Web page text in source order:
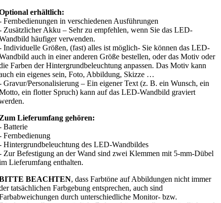
erhältlich:
Fernbedienungen in verschiedenen Ausführungen
Zusätzlicher Akku – Sehr zu empfehlen, wenn Sie das LED-
häufiger verwenden.
Individuelle Größen, (fast) alles ist möglich- Sie können das LED-
auch in einer anderen Größe bestellen, oder das Motiv oder
Farben der Hintergrundbeleuchtung anpassen. Das Motiv kann
ein eigenes sein, Foto, Abbildung, Skizze …
Gravur/Personalisierung – Ein eigener Text (z. B. ein Wunsch, ein
ein flotter Spruch) kann auf das LED-Wandbild graviert
Lieferumfang gehören:
Batterie
Fernbedienung
Hintergrundbeleuchtung des LED-Wandbildes
Zur Befestigung an der Wand sind zwei Klemmen mit 5-mm-Dübel
Lieferumfang enthalten.
BEACHTEN, dass Farbtöne auf Abbildungen nicht immer
tatsächlichen Farbgebung entsprechen, auch sind
durch unterschiedliche Monitor- bzw.